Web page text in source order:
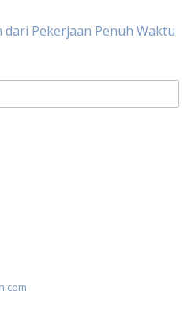
Pekerjaan Penuh Waktu